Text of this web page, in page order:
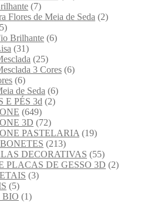
(7)
Flores de Meia de Seda (2)
Brilhante (6)
(31)
(25)
3 Cores (6)
(6)
de Seda (6)
E PÉS 3d (2)
(649)
3D (72)
PASTELARIA (19)
(213)
DECORATIVAS (55)
PLACAS DE GESSO 3D (2)
(3)
(5)
BIO (1)